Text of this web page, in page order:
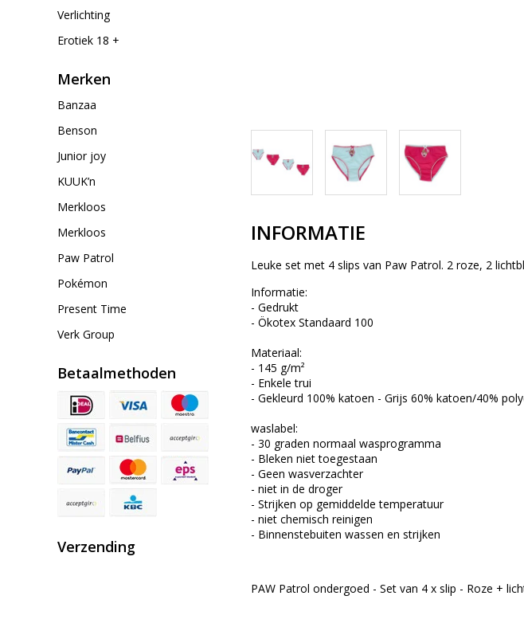
Verlichting
Erotiek 18 +
Merken
Banzaa
Benson
Junior joy
KUUK’n
Merkloos
Merkloos
Paw Patrol
Pokémon
Present Time
Verk Group
Betaalmethoden
Verzending
INFORMATIE
Leuke set met 4 slips van Paw Patrol. 2 roze, 2
Informatie:
- Gedrukt
- Ökotex Standaard 100
Materiaal:
- 145 g/m²
- Enkele trui
- Gekleurd 100% katoen - Grijs 60% katoen/40%
waslabel:
- 30 graden normaal wasprogramma
- Bleken niet toegestaan
- Geen wasverzachter
- niet in de droger
- Strijken op gemiddelde temperatuur
- niet chemisch reinigen
- Binnenstebuiten wassen en strijken
PAW Patrol ondergoed - Set van 4 x slip - Roze +